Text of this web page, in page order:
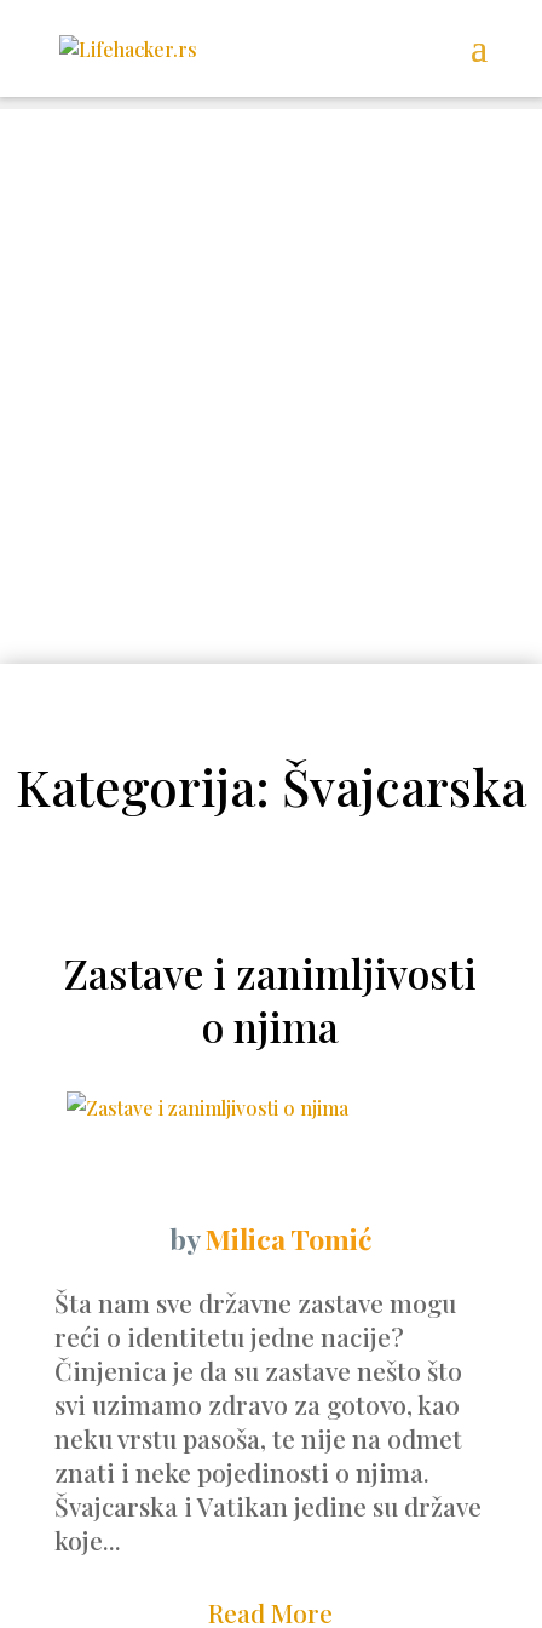
Kategorija: Švajcarska
Zastave i zanimljivosti
o njima
byMilica Tomić
Šta nam sve državne zastave mogu
reći o identitetu jedne nacije?
Činjenica je da su zastave nešto što
svi uzimamo zdravo za gotovo, kao
neku vrstu pasoša, te nije na odmet
znati i neke pojedinosti o njima.
Švajcarska i Vatikan jedine su države
koje...
Read More